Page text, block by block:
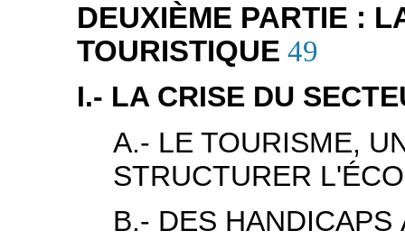
DEUXIÈME PARTIE :
TOURISTIQUE 49
I.- LA CRISE DU
A.- LE TOURISME,
STRUCTURER
B.- DES HANDICAPS